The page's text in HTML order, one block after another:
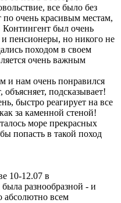
все было без
по очень красивым местам,
Контингент был очень
пенсионеры, но никого не
походом в своем
очень важным
и нам очень понравился
объясняет, подсказывает!
быстро реагирует на все
за каменной стеной!
море прекрасных
попасть в такой поход
10-12.07 в
разнообразной - и
абсолютно всем